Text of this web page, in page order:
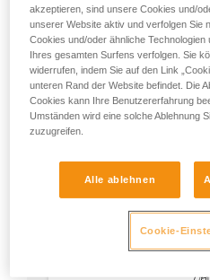
Rund, gleiche
Richtungen (außer beim
akzeptieren, sind unsere Cookies und/
unserer Website aktiv und verfolgen Sie
Cookies und/oder ähnliche
Ihres gesamten Surfens verfolgen. Sie
widerrufen, indem Sie auf den Link
unteren Rand der Website befindet. Die
Cookies kann Ihre Benutzererfahrung
Umständen wird eine solche Ablehnung
zuzugreifen.
Alle ablehnen
Cookie-